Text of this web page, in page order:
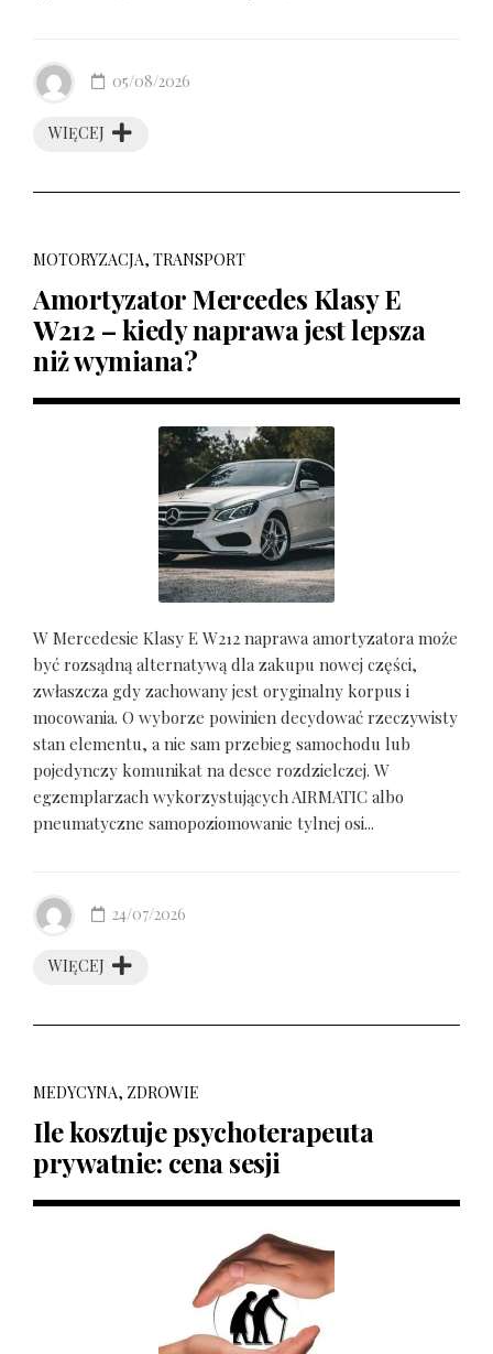
WIĘCEJ
05/08/2026
MOTORYZACJA, TRANSPORT
Amortyzator Mercedes Klasy E
W212 – kiedy naprawa jest lepsza
niż wymiana?
W Mercedesie Klasy E W212 naprawa amortyzatora może
być rozsądną alternatywą dla zakupu nowej części,
zwłaszcza gdy zachowany jest oryginalny korpus i
mocowania. O wyborze powinien decydować rzeczywisty
stan elementu, a nie sam przebieg samochodu lub
pojedynczy komunikat na desce rozdzielczej. W
egzemplarzach wykorzystujących AIRMATIC albo
pneumatyczne samopoziomowanie tylnej osi...
WIĘCEJ
24/07/2026
MEDYCYNA, ZDROWIE
Ile kosztuje psychoterapeuta
prywatnie: cena sesji